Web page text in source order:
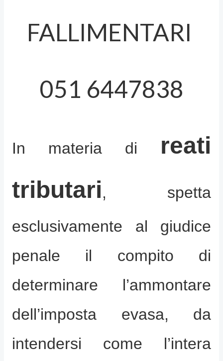
FALLIMENTARI
051 6447838
In materia di reati
tributari, spetta
esclusivamente al giudice
penale il compito di
determinare l’ammontare
dell’imposta evasa, da
intendersi come l’intera